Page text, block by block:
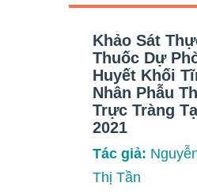
Khảo Sát
Thuốc Dự
Huyết Khối
Nhân Phẫu
Trực Tràng
2021
Tác giả:
Thị Tần